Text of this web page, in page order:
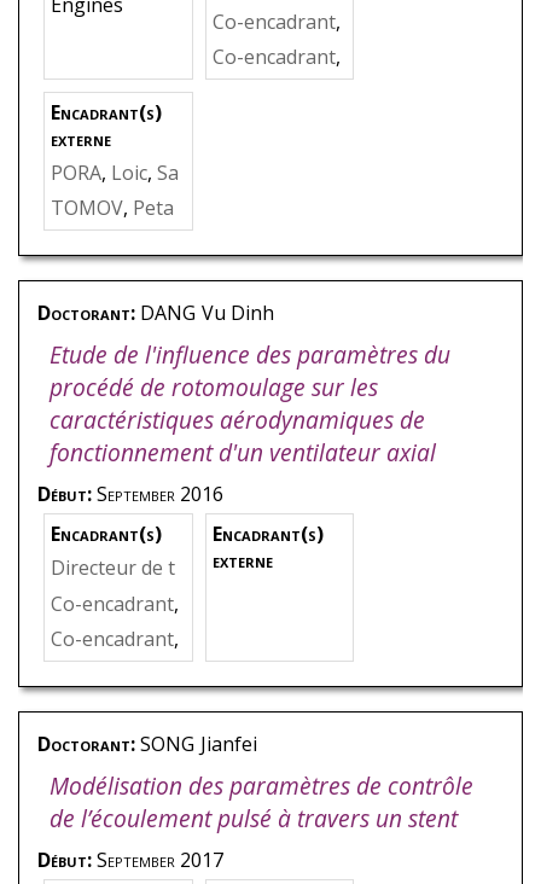
hèse,BAKIR,F
arid
Co-encadrant,
KHELLADI,So
fiane
Co-encadrant,
PARIDAENS,R
Encadrant(s)
externe
PORA, Loic, Sa
fran Aircraft E
ngines (équip
e - IHESF)
TOMOV, Peta
r,Safran Aircr
aft Engines (é
Doctorant: DANG Vu Dinh
Etude de l'influence des paramètres du
procédé de rotomoulage sur les
caractéristiques aérodynamiques de
fonctionnement d'un ventilateur axial
Début:September 2016
Encadrant(s)
Directeur de t
hèse,BAKIR,F
arid
Co-encadrant,
DANLOS,Amé
lie
Co-encadrant,
PEREIRA,Mic
hael
Encadrant(s)
externe
Doctorant:SONG Jianfei
Modélisation des paramètres de contrôle
de l’écoulement pulsé à travers un stent
Début:September 2017